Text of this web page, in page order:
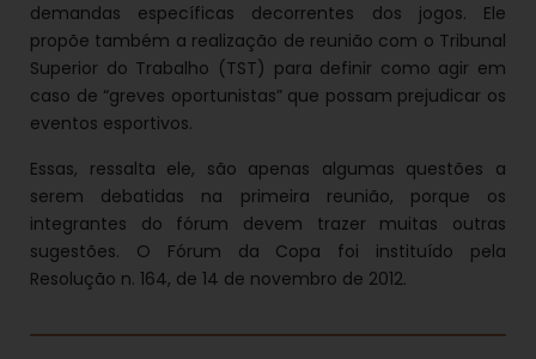
demandas específicas decorrentes dos jogos. Ele
propõe também a realização de reunião com o Tribunal
Superior do Trabalho (TST) para definir como agir em
caso de “greves oportunistas” que possam prejudicar os
eventos esportivos.
Essas, ressalta ele, são apenas algumas questões a
serem debatidas na primeira reunião, porque os
integrantes do fórum devem trazer muitas outras
sugestões. O Fórum da Copa foi instituído pela
Resolução n. 164, de 14 de novembro de 2012.